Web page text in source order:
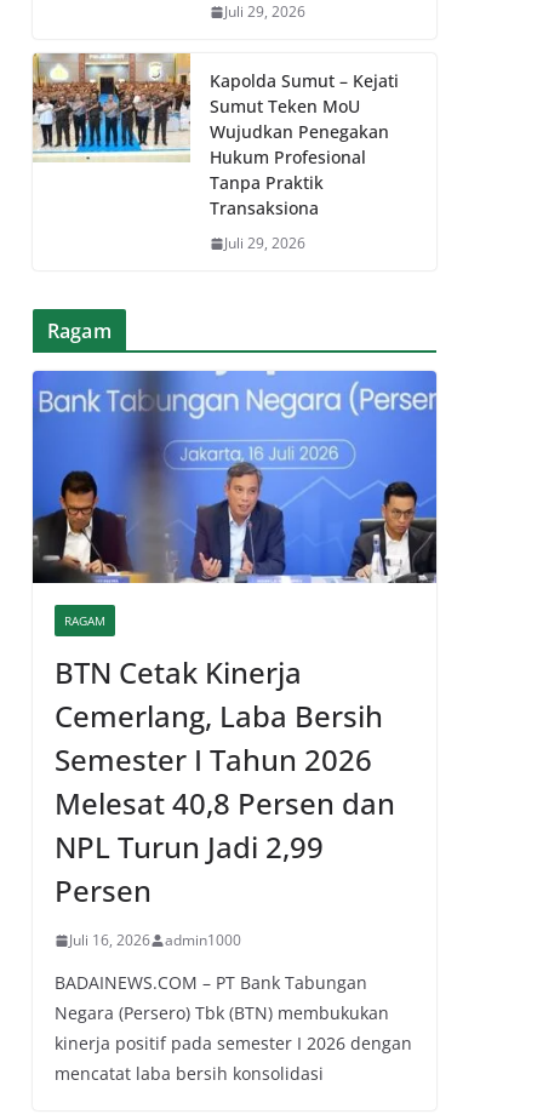
Juli 29, 2026
Kapolda Sumut – Kejati
Sumut Teken MoU
Wujudkan Penegakan
Hukum Profesional
Tanpa Praktik
Transaksiona
Juli 29, 2026
Ragam
RAGAM
BTN Cetak Kinerja
Cemerlang, Laba Bersih
Semester I Tahun 2026
Melesat 40,8 Persen dan
NPL Turun Jadi 2,99
Persen
Juli 16, 2026 admin1000
BADAINEWS.COM – PT Bank Tabungan
Negara (Persero) Tbk (BTN) membukukan
kinerja positif pada semester I 2026 dengan
mencatat laba bersih konsolidasi